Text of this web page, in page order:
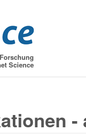
Science
-